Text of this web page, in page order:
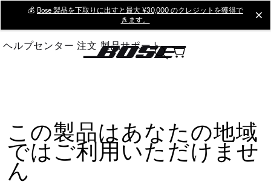
Main
💰 Bose 製品を下取りに出すと最大 ¥30,000 のクレジットを獲得で
きます。
ヘルプセンター 注文 製品サポート
この製品はあなたの地域
ではご利用いただけませ
ん